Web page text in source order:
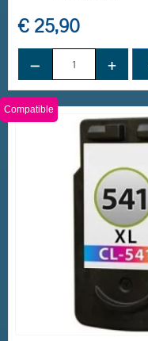
€ 25,90
− +
Compatible